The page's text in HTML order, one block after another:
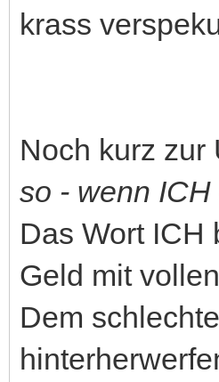
krass
Noch kurz zur
so - wenn
Das Wort ICH
Geld mit
Dem